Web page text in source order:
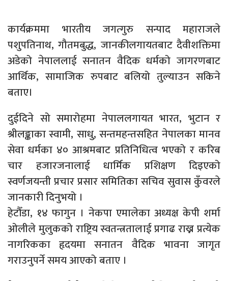
कार्यक्रममा भारतीय जगत्गुरु सन्पाद महाराजले
पशुपतिनाथ, गौतमबुद्ध, जानकीलगायतबाट दैवीशक्तिमा
अडेको नेपाललाई सनातन वैदिक धर्मको जागरणबाट
आर्थिक, सामाजिक रुपबाट बलियो तुल्याउन सकिने
बताए।
दुईदिने सो समारोहमा नेपाललगायत भारत, भुटान र
श्रीलङ्काका स्वामी, साधु, सन्तमहन्तसहित नेपालका मानव
सेवा धर्मका ४० आश्रमबाट प्रतिनिधित्व भएको र करिब
चार हजारजनालाई धार्मिक प्रशिक्षण दिइएको
स्वर्णजयन्ती प्रचार प्रसार समितिका सचिव सुवास कुँवरले
जानकारी दिनुभयो ।
हेटौँडा, १४ फागुन । नेकपा एमालेका अध्यक्ष केपी शर्मा
ओलीले मुलुकको राष्ट्रिय स्वतन्त्रतालाई प्रगाढ राख्न प्रत्येक
नागरिकका हृदयमा सनातन वैदिक भावना जागृत
गराउनुपर्ने समय आएको बताए ।